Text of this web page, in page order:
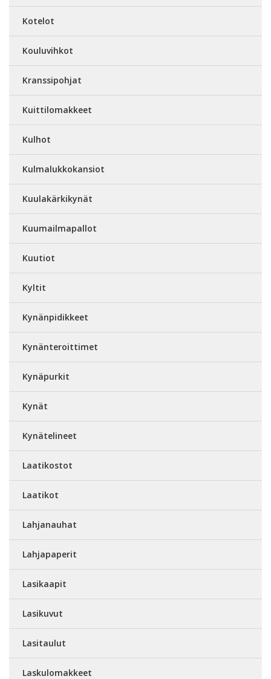
Kotelot
Kouluvihkot
Kranssipohjat
Kuittilomakkeet
Kulhot
Kulmalukkokansiot
Kuulakärkikynät
Kuumailmapallot
Kuutiot
Kyltit
Kynänpidikkeet
Kynänteroittimet
Kynäpurkit
Kynät
Kynätelineet
Laatikostot
Laatikot
Lahjanauhat
Lahjapaperit
Lasikaapit
Lasikuvut
Lasitaulut
Laskulomakkeet